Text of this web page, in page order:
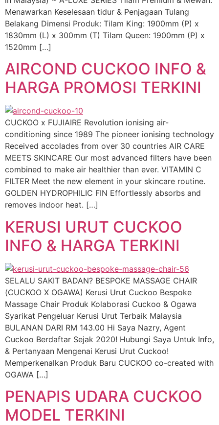
Menawarkan Keselesaan tidur & Penjagaan Tulang
Belakang Dimensi Produk: Tilam King: 1900mm (P) x
1830mm (L) x 300mm (T) Tilam Queen: 1900mm (P) x
1520mm […]
AIRCOND CUCKOO INFO &
HARGA PROMOSI TERKINI
CUCKOO x FUJIAIRE Revolution ionising air-
conditioning since 1989 The pioneer ionising technology
Received accolades from over 30 countries AIR CARE
MEETS SKINCARE Our most advanced filters have been
combined to make air healthier than ever. VITAMIN C
FILTER Meet the new element in your skincare routine.
GOLDEN HYDROPHILIC FIN Effortlessly absorbs and
removes indoor heat. […]
KERUSI URUT CUCKOO
INFO & HARGA TERKINI
SELALU SAKIT BADAN? BESPOKE MASSAGE CHAIR
(CUCKOO X OGAWA) Kerusi Urut Cuckoo Bespoke
Massage Chair Produk Kolaborasi Cuckoo & Ogawa
Syarikat Pengeluar Kerusi Urut Terbaik Malaysia
BULANAN DARI RM 143.00 Hi Saya Nazry, Agent
Cuckoo Berdaftar Sejak 2020! Hubungi Saya Untuk Info,
& Pertanyaan Mengenai Kerusi Urut Cuckoo!
Memperkenalkan Produk Baru CUCKOO co-created with
OGAWA […]
PENAPIS UDARA CUCKOO
MODEL TERKINI